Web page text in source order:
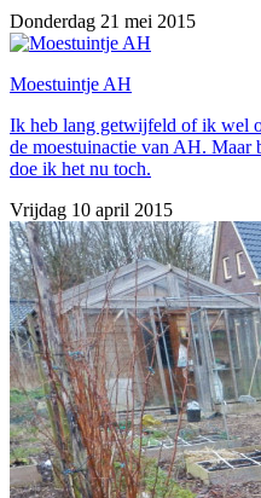
Donderdag 21 mei 2015
Moestuintje AH
Ik heb lang getwijfeld of ik wel
de moestuinactie van AH. Maar
doe ik het nu toch.
Vrijdag 10 april 2015